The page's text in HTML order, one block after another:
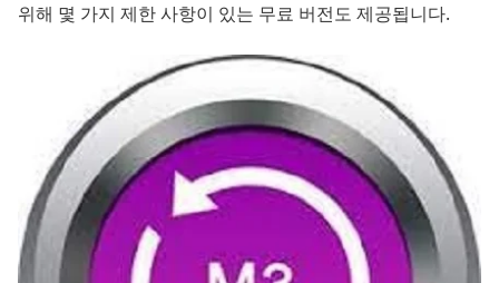
위해 몇 가지 제한 사항이 있는 무료 버전도 제공됩니다.